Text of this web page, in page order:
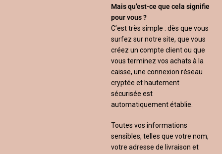
Mais qu’est-ce que cela signifie
pour vous ?
C’est très simple : dès que vous
surfez sur notre site, que vous
créez un compte client ou que
vous terminez vos achats à la
caisse, une connexion réseau
cryptée et hautement
sécurisée est
automatiquement établie.
Toutes vos informations
sensibles, telles que votre nom,
votre adresse de livraison et